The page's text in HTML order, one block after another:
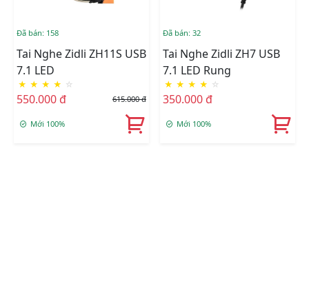
Đã bán: 158
Tai Nghe Zidli ZH11S USB
7.1 LED
★ ★ ★ ★ ☆
550.000 đ 615.000 đ
Mới 100%
Đã bán: 32
Tai Nghe Zidli ZH7 USB
7.1 LED Rung
★ ★ ★ ★ ☆
350.000 đ
Mới 100%